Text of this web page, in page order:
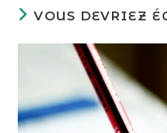
VOUS DEVRIEZ